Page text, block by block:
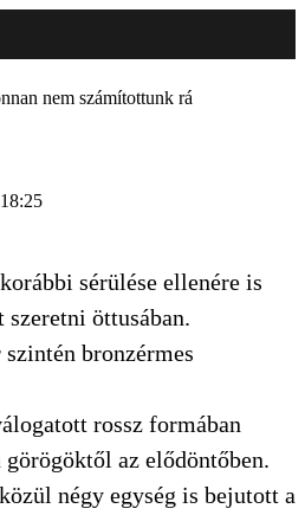
nem számítottunk rá
sérülése ellenére is
öttusában.
bronzérmes
rossz formában
az elődöntőben.
négy egység is bejutott a